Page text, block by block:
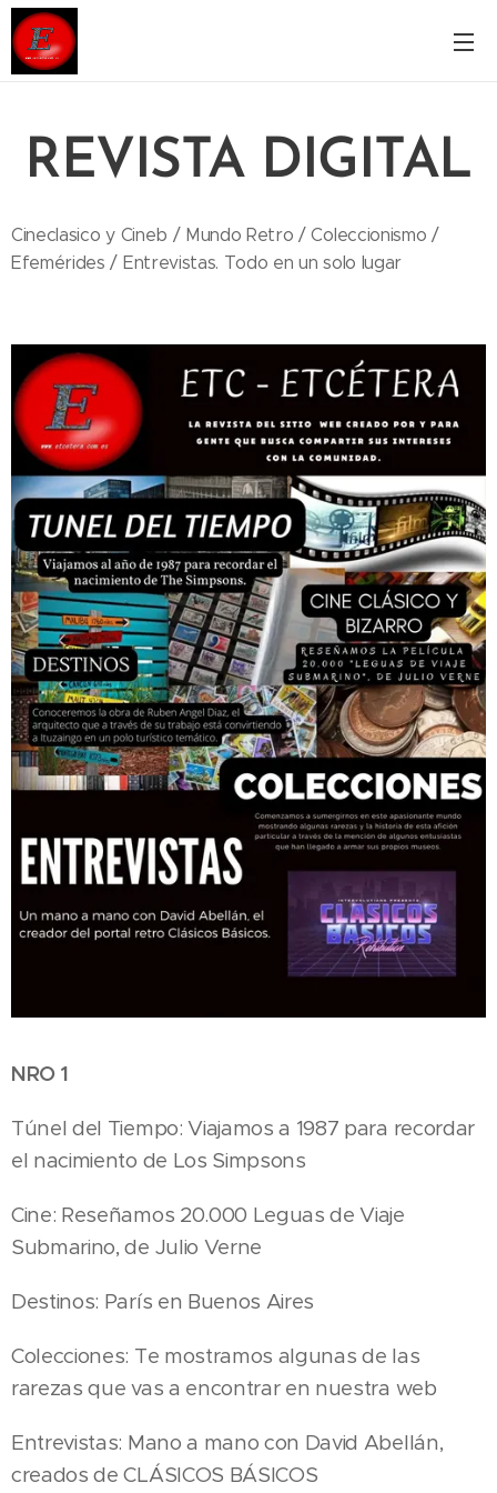
REVISTA DIGITAL
Cineclasico y Cineb / Mundo Retro / Coleccionismo /
Efemérides / Entrevistas. Todo en un solo lugar
NRO 1
Túnel del Tiempo: Viajamos a 1987 para recordar
el nacimiento de Los Simpsons
Cine: Reseñamos 20.000 Leguas de Viaje
Submarino, de Julio Verne
Destinos: París en Buenos Aires
Colecciones: Te mostramos algunas de las
rarezas que vas a encontrar en nuestra web
Entrevistas: Mano a mano con David Abellán,
creados de CLÁSICOS BÁSICOS